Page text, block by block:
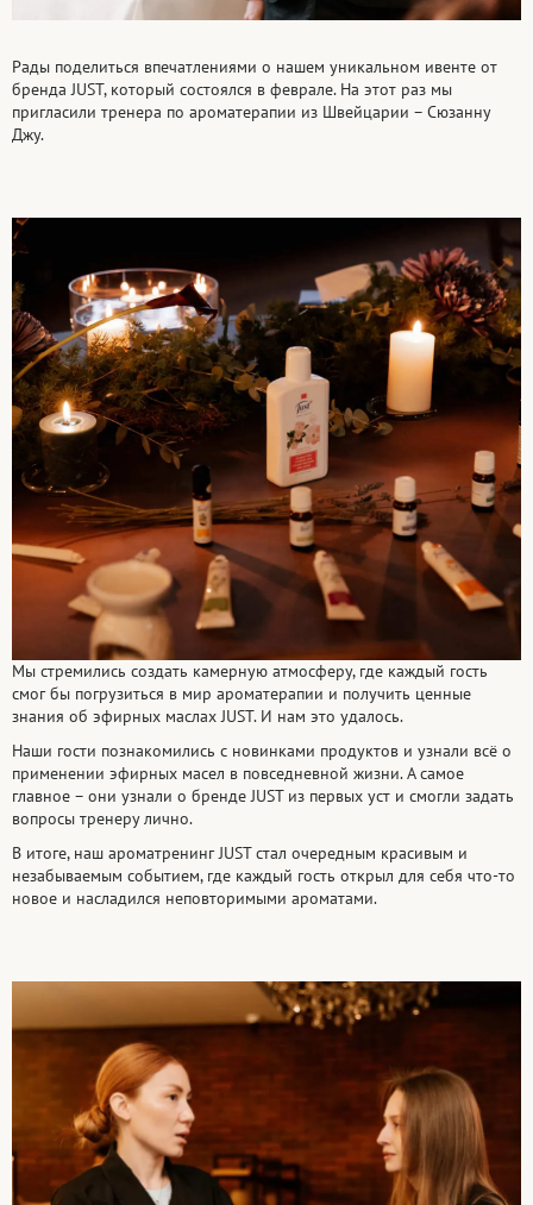
Рады поделиться впечатлениями о нашем уникальном ивенте от
бренда JUST, который состоялся в феврале. На этот раз мы
пригласили тренера по ароматерапии из Швейцарии – Сюзанну
Джу.
Мы стремились создать камерную атмосферу, где каждый гость
смог бы погрузиться в мир ароматерапии и получить ценные
знания об эфирных маслах JUST. И нам это удалось.
Наши гости познакомились с новинками продуктов и узнали всё о
применении эфирных масел в повседневной жизни. А самое
главное – они узнали о бренде JUST из первых уст и смогли задать
вопросы тренеру лично.
В итоге, наш ароматренинг JUST стал очередным красивым и
незабываемым событием, где каждый гость открыл для себя что-то
новое и насладился неповторимыми ароматами.